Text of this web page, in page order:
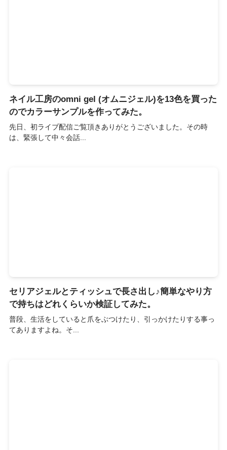
ネイル工房のomni gel (オムニジェル)を13色を買った
のでカラーサンプルを作ってみた。
先日、初ライブ配信ご覧頂きありがとうございました。その時
は、緊張して中々会話...
セリアジェルとティッシュで長さ出し♪簡単なやり方
で持ちはどれくらいか検証してみた。
普段、生活をしていると爪をぶつけたり、引っかけたりする事っ
てありますよね。そ...